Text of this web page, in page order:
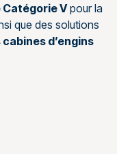
Vpour la
que des solutions
d’engins